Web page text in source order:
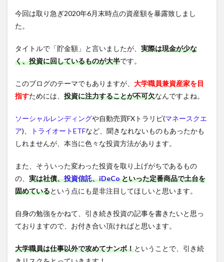
今回は取り急ぎ2020年6月末時点の資産額を暴露致しまし
た。
タイトルで「貯金額」と言いましたが、 実際は現金が少な
く、投資に回しているものが大半です。
このブログのテーマでもありますが、 大学職員兼資産家を目
指すためには、 投資に注力することが不可欠なんですよね。
ソーシャルレンディングや自動売買FXトラリピ(マネースクエ
ア)、 トライオートETFなど、聞きなれないものもあったかも
しれませんが、本当に色々な投資方法があります。
また、そういった変わった投資を取り上げがちであるもの
の、 実は社債、投資信託、iDeCoといった定番商品で土台を
固めているという点にも是非注目してほしいと思います。
自身の勉強をかねて、引き続き投資の記事を書きたいと思っ
ておりますので、お付き合い頂ければと思います。
大学職員は仕事以外で攻めてナンボ！ということで、引き続